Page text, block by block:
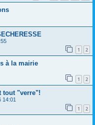
1 2
à la mairie
1 2
tout "verre"!
14:01
1 2